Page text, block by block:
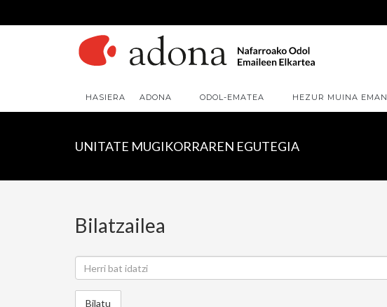
HASIERA ADONA ODOL-EMATEA HEZUR MUINA EMAN
UNITATE MUGIKORRAREN EGUTEGIA
Bilatzailea